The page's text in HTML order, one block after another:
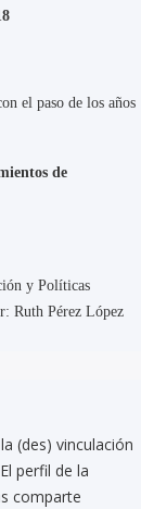
el paso de los años
de
y Políticas
Ruth Pérez López
(des) vinculación
perfil de la
comparte